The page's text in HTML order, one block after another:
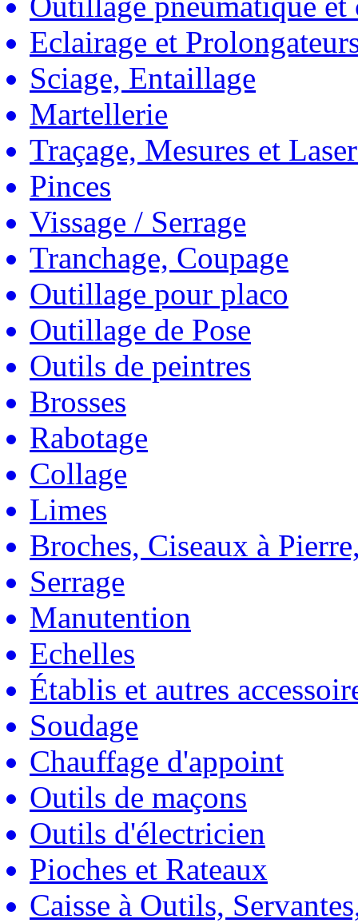
Eclairage et
Sciage, Entaillage
Martellerie
Traçage, Mesures et
Pinces
Vissage / Serrage
Tranchage, Coupage
Outillage pour placo
Outillage de Pose
Outils de peintres
Brosses
Rabotage
Collage
Limes
Broches, Ciseaux à
Serrage
Manutention
Echelles
Établis et autres
Soudage
Chauffage d'appoint
Outils de maçons
Outils d'électricien
Pioches et Rateaux
Caisse à Outils,